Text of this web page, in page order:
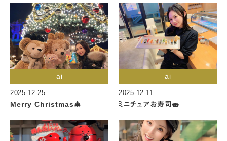
ai
2025-12-25
Merry Christmas🎄
ai
2025-12-11
ミニチュアお寿司🍣